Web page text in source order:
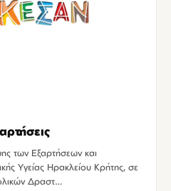
των Εξαρτήσεων και
Υγείας Ηρακλείου Κρήτης, σε
Δραστ…